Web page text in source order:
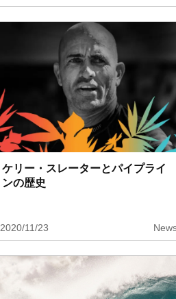
ケリー・スレーターとパイプライ
ンの歴史
2020/11/23